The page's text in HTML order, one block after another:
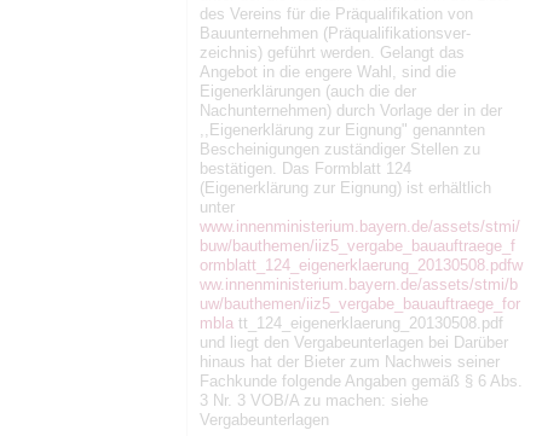
des Vereins für die Präqualifikation von
Bauunternehmen (Präqualifikationsver-
zeichnis) geführt werden. Gelangt das
Angebot in die engere Wahl, sind die
Eigenerklärungen (auch die der
Nachunternehmen) durch Vorlage der in der
,,Eigenerklärung zur Eignung" genannten
Bescheinigungen zuständiger Stellen zu
bestätigen. Das Formblatt 124
(Eigenerklärung zur Eignung) ist erhältlich
unter
www.innenministerium.bayern.de/assets/stmi/
buw/bauthemen/iiz5_vergabe_bauauftraege_f
ormblatt_124_eigenerklaerung_20130508.pdfw
ww.innenministerium.bayern.de/assets/stmi/b
uw/bauthemen/iiz5_vergabe_bauauftraege_for
mbla tt_124_eigenerklaerung_20130508.pdf
und liegt den Vergabeunterlagen bei Darüber
hinaus hat der Bieter zum Nachweis seiner
Fachkunde folgende Angaben gemäß § 6 Abs.
3 Nr. 3 VOB/A zu machen: siehe
Vergabeunterlagen